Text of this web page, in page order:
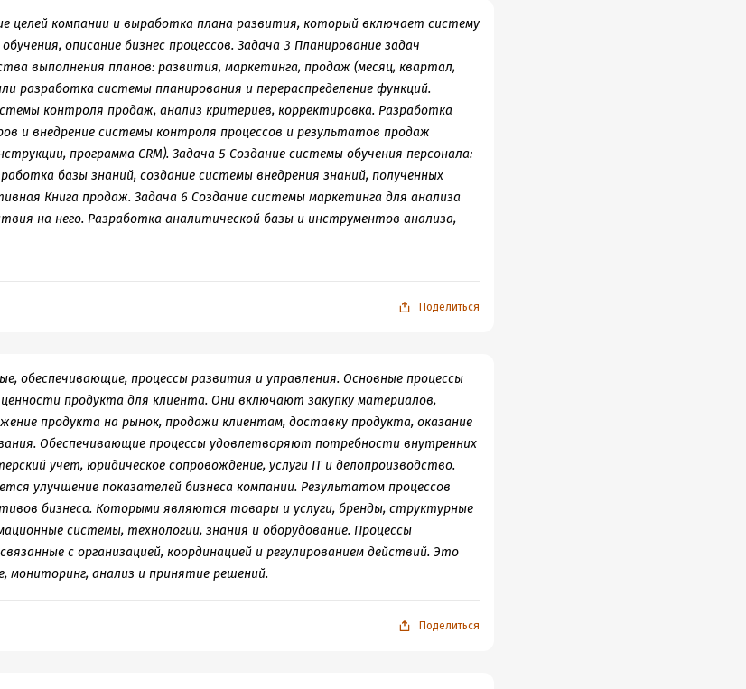
целей компании и выработка плана развития, который включает систему
описание бизнес процессов. Задача 3 Планирование задач
выполнения планов: развития, маркетинга, продаж (месяц, квартал,
разработка системы планирования и перераспределение функций.
контроля продаж, анализ критериев, корректировка. Разработка
и внедрение системы контроля процессов и результатов продаж
программа CRM). Задача 5 Создание системы обучения персонала:
базы знаний, создание системы внедрения знаний, полученных
Книга продаж. Задача 6 Создание системы маркетинга для анализа
на него. Разработка аналитической базы и инструментов анализа,
Поделиться
обеспечивающие, процессы развития и управления. Основные процессы
продукта для клиента. Они включают закупку материалов,
продукта на рынок, продажи клиентам, доставку продукта, оказание
Обеспечивающие процессы удовлетворяют потребности внутренних
учет, юридическое сопровождение, услуги IT и делопроизводство.
улучшение показателей бизнеса компании. Результатом процессов
бизнеса. Которыми являются товары и услуги, бренды, структурные
системы, технологии, знания и оборудование. Процессы
с организацией, координацией и регулированием действий. Это
мониторинг, анализ и принятие решений.
Поделиться